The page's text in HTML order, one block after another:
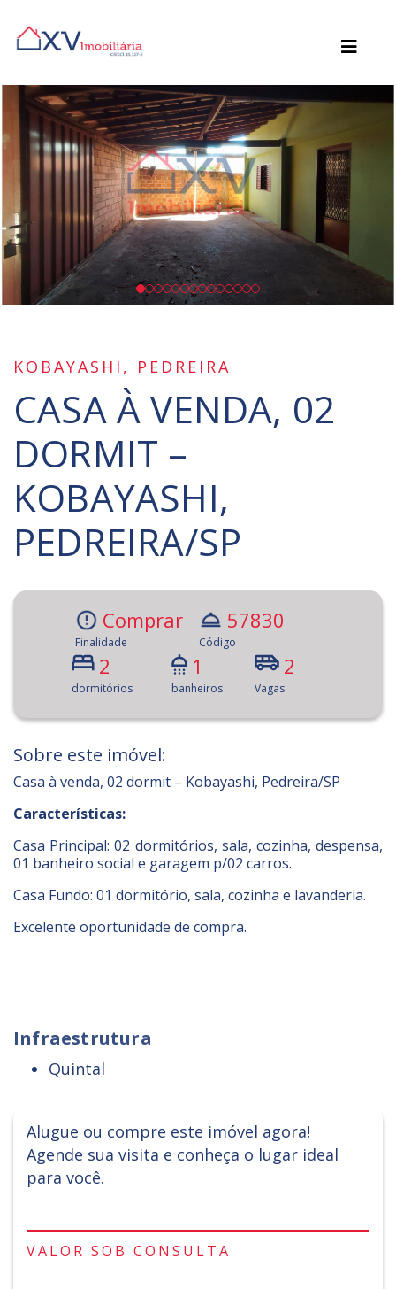
KOBAYASHI, PEDREIRA
CASA À VENDA, 02
DORMIT –
KOBAYASHI,
PEDREIRA/SP
Comprar
Finalidade
57830
Código
2
dormitórios
1
banheiros
2
Vagas
Sobre este imóvel:
Casa à venda, 02 dormit – Kobayashi, Pedreira/SP
Características:
Casa Principal: 02 dormitórios, sala, cozinha, despensa,
01 banheiro social e garagem p/02 carros.
Casa Fundo: 01 dormitório, sala, cozinha e lavanderia.
Excelente oportunidade de compra.
Infraestrutura
Quintal
Alugue ou compre este imóvel agora!
Agende sua visita e conheça o lugar ideal
para você.
VALOR SOB CONSULTA